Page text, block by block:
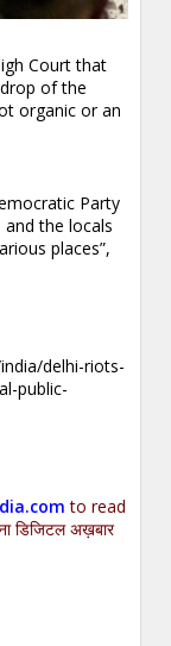
Court that
of the
organic or an
Party
and the locals
places”,
delhi-riots-
public-
to read
डिजिटल अख़बार